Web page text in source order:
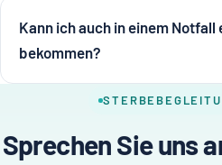
Kann ich auch in einem Notfall
bekommen?
Sprechen Sie uns